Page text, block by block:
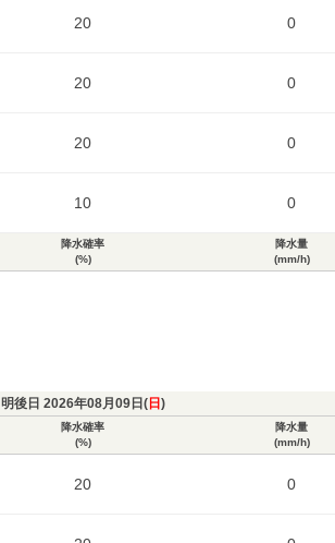
20 0
20 0
20 0
10 0
降水確率
(%)
降水量
(mm/h)
明後日 2026年08月09日(日 )
降水確率
(%)
降水量
(mm/h)
20 0